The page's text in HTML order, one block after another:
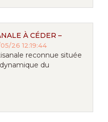
À CÉDER –
26 12:19:44
reconnue située
du